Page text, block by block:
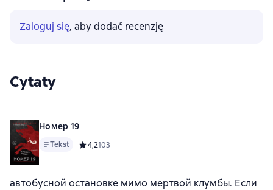
Zaloguj się, aby dodać recenzję
Cytaty
Номер 19
Tekst Средний рейтинг 4,2 на основе 103 оценок
4,2103
автобусной остановке мимо мертвой клумбы. Если